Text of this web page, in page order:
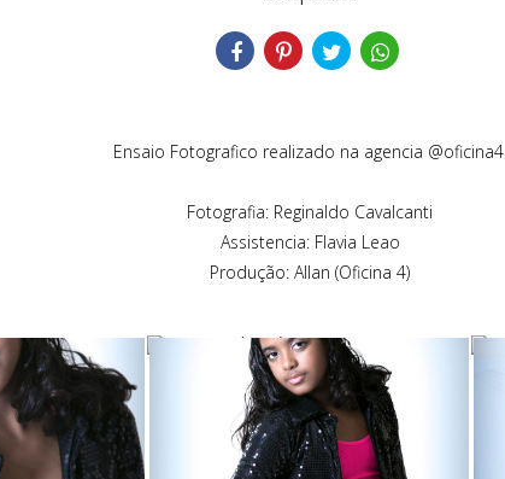
Ensaio Fotografico realizado na agencia @oficina4.
Fotografia: Reginaldo Cavalcanti
Assistencia: Flavia Leao
Produção: Allan (Oficina 4)